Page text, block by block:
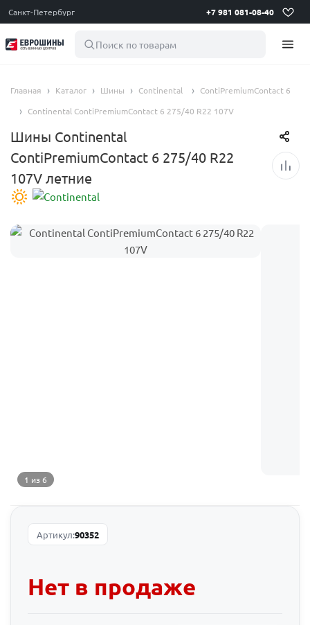
Санкт-Петербург +7 981 081-08-40
Поиск по товарам
Главная Каталог Шины Continental
ContiPremiumContact 6
Continental ContiPremiumContact 6 275/40 R22 107V
Шины Continental
ContiPremiumContact 6 275/40 R22
107V летние
1 из 6
Артикул:90352
Нет в продаже